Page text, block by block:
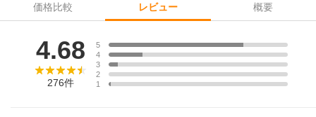
価格比較 レビュー
概要
4.68
276件
5
4
3
2
1